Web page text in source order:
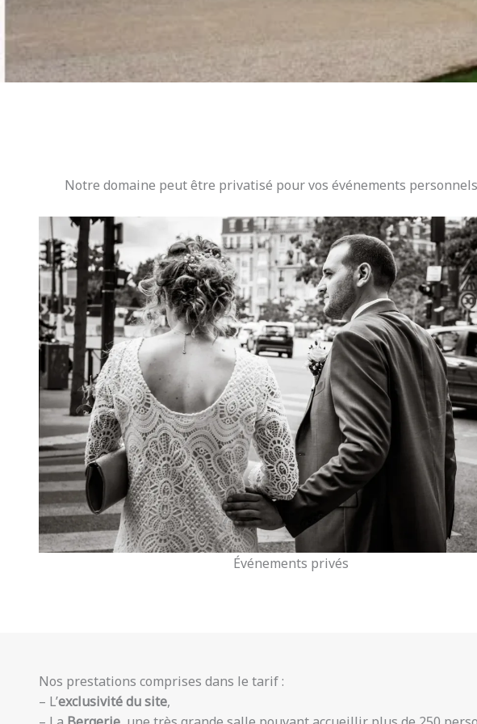
Notre domaine peut être privatisé pour vos événements
Événements privés
Nos prestations comprises dans le tarif :
– L’exclusivité du site,